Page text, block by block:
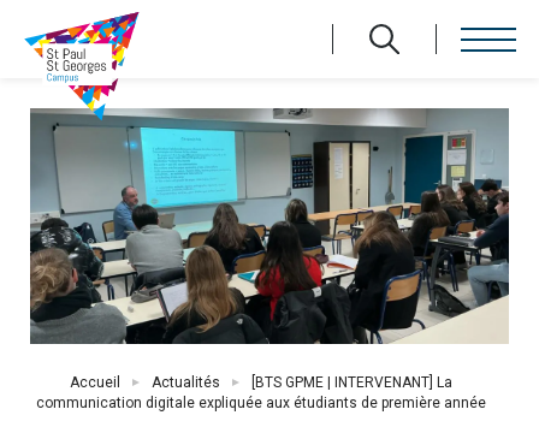
contenu
principal
d'Ariane
Accueil Actualités
[BTS GPME | INTERVENANT] La
communication digitale expliquée aux étudiants de première année